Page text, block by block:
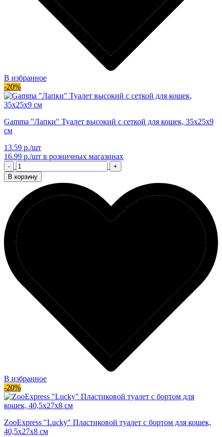
В избранное
-20%
Gamma "Лапки" Туалет высокий с сеткой для кошек, 35х25х9
см
13.59 р./шт
16.99 р./шт в розничных магазинах
-
+
В корзину
В избранное
-20%
ZooExpress "Lucky" Пластиковой туалет с бортом для кошек,
40,5х27х8 см